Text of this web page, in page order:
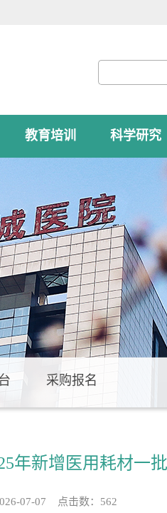
教育培训 科学研究
采购报名
年新增医用耗材一
07-07 点击数： 562